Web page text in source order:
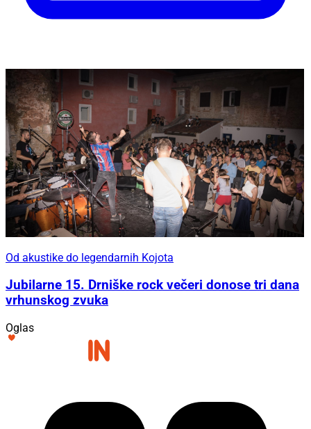
Od akustike do legendarnih Kojota
Jubilarne 15. Drniške rock večeri donose tri dana
vrhunskog zvuka
Oglas